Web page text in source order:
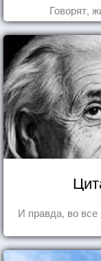
Говорят,
И правда, во